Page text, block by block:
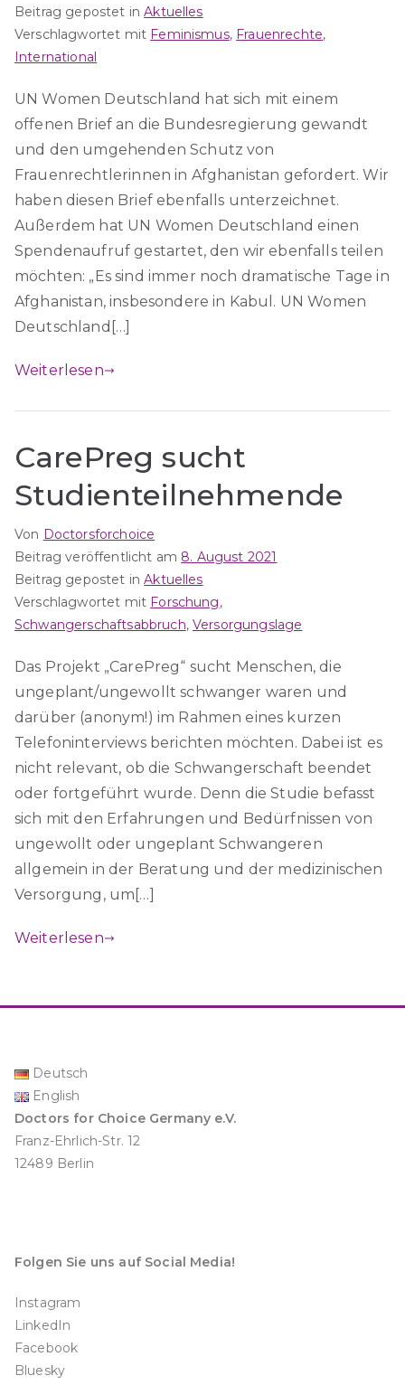
Beitrag gepostet inAktuelles
Verschlagwortet mit Feminismus, Frauenrechte,
International
UN Women Deutschland hat sich mit einem
offenen Brief an die Bundesregierung gewandt
und den umgehenden Schutz von
Frauenrechtlerinnen in Afghanistan gefordert. Wir
haben diesen Brief ebenfalls unterzeichnet.
Außerdem hat UN Women Deutschland einen
Spendenaufruf gestartet, den wir ebenfalls teilen
möchten: „Es sind immer noch dramatische Tage in
Afghanistan, insbesondere in Kabul. UN Women
Deutschland[…]
Weiterlesen
CarePreg sucht
Studienteilnehmende
Von Doctorsforchoice
Beitrag veröffentlicht am 8. August 2021
Beitrag gepostet inAktuelles
Verschlagwortet mit Forschung,
Schwangerschaftsabbruch,Versorgungslage
Das Projekt „CarePreg“ sucht Menschen, die
ungeplant/ungewollt schwanger waren und
darüber (anonym!) im Rahmen eines kurzen
Telefoninterviews berichten möchten. Dabei ist es
nicht relevant, ob die Schwangerschaft beendet
oder fortgeführt wurde. Denn die Studie befasst
sich mit den Erfahrungen und Bedürfnissen von
ungewollt oder ungeplant Schwangeren
allgemein in der Beratung und der medizinischen
Versorgung, um[…]
Weiterlesen
Deutsch
English
Doctors for Choice Germany e.V.
Franz-Ehrlich-Str. 12
12489 Berlin
Folgen Sie uns auf Social Media!
Instagram
LinkedIn
Facebook
Bluesky